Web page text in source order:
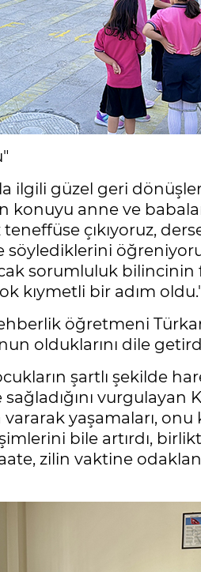
ilgili güzel geri
konuyu anne ve
çıkıyoruz,
söylediklerini
sorumluluk bilincinin
kıymetli bir adım
öğretmeni
olduklarını dile
şartlı şekilde
vurgulayan
yaşamaları,
bile artırdı,
zilin vaktine